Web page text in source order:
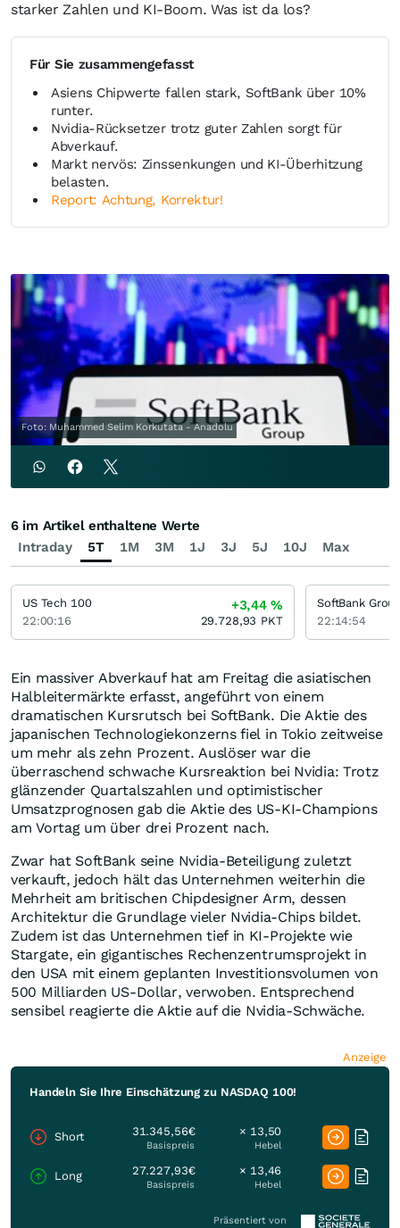
starker Zahlen und KI-Boom. Was ist da los?
Für Sie zusammengefasst
Asiens Chipwerte fallen stark, SoftBank über 10%
runter.
Nvidia-Rücksetzer trotz guter Zahlen sorgt für
Abverkauf.
Markt nervös: Zinssenkungen und KI-Überhitzung
belasten.
Report: Achtung, Korrektur!
Foto: Muhammed Selim Korkutata - Anadolu
Ein massiver Abverkauf hat am Freitag die asiatischen
Halbleitermärkte erfasst, angeführt von einem
dramatischen Kursrutsch bei SoftBank. Die Aktie des
japanischen Technologiekonzerns fiel in Tokio zeitweise
um mehr als zehn Prozent. Auslöser war die
überraschend schwache Kursreaktion bei Nvidia: Trotz
glänzender Quartalszahlen und optimistischer
Umsatzprognosen gab die Aktie des US-KI-Champions
am Vortag um über drei Prozent nach.
Zwar hat SoftBank seine Nvidia-Beteiligung zuletzt
verkauft, jedoch hält das Unternehmen weiterhin die
Mehrheit am britischen Chipdesigner Arm, dessen
Architektur die Grundlage vieler Nvidia-Chips bildet.
Zudem ist das Unternehmen tief in KI-Projekte wie
Stargate, ein gigantisches Rechenzentrumsprojekt in
den USA mit einem geplanten Investitionsvolumen von
500 Milliarden US-Dollar, verwoben. Entsprechend
sensibel reagierte die Aktie auf die Nvidia-Schwäche.
Anzeige
Handeln Sie Ihre Einschätzung zu NASDAQ 100!
Short 31.345,56€
Basispreis
× 13,50
Hebel
Long 27.227,93€
Basispreis
× 13,46
Hebel
Präsentiert von
Intraday 5T 1M 3M 1J 3J 5J 10J Max
6 im Artikel enthaltene Werte
US Tech 100
22:00:16
+3,44%
29.728,93 PKT
SoftBank
22:14:54